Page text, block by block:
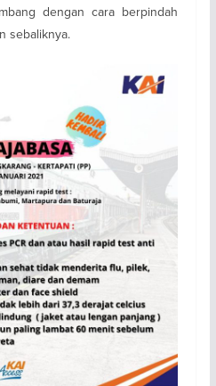
dengan cara berpindah
sebaliknya.